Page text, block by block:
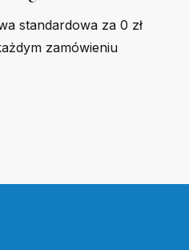
standardowa za 0 zł
zamówieniu